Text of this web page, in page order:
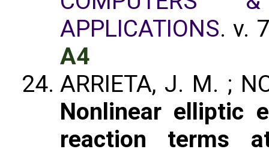
APPLICATIONS. v.
A4
ARRIETA, J. M. ;
Nonlinear elliptic
reaction terms